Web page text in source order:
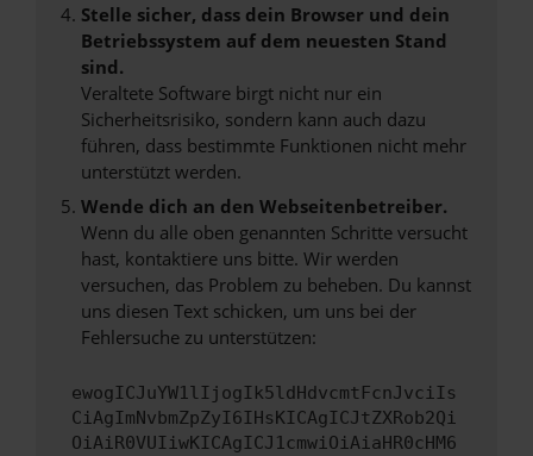
Stelle sicher, dass dein Browser und dein
Betriebssystem auf dem neuesten Stand
sind.
Veraltete Software birgt nicht nur ein
Sicherheitsrisiko, sondern kann auch dazu
führen, dass bestimmte Funktionen nicht mehr
unterstützt werden.
Wende dich an den Webseitenbetreiber.
Wenn du alle oben genannten Schritte versucht
hast, kontaktiere uns bitte. Wir werden
versuchen, das Problem zu beheben. Du kannst
uns diesen Text schicken, um uns bei der
Fehlersuche zu unterstützen:
ewogICJuYW1lIjogIk5ldHdvcmtFcnJvciIs
CiAgImNvbmZpZyI6IHsKICAgICJtZXRob2Qi
OiAiR0VUIiwKICAgICJ1cmwiOiAiaHR0cHM6